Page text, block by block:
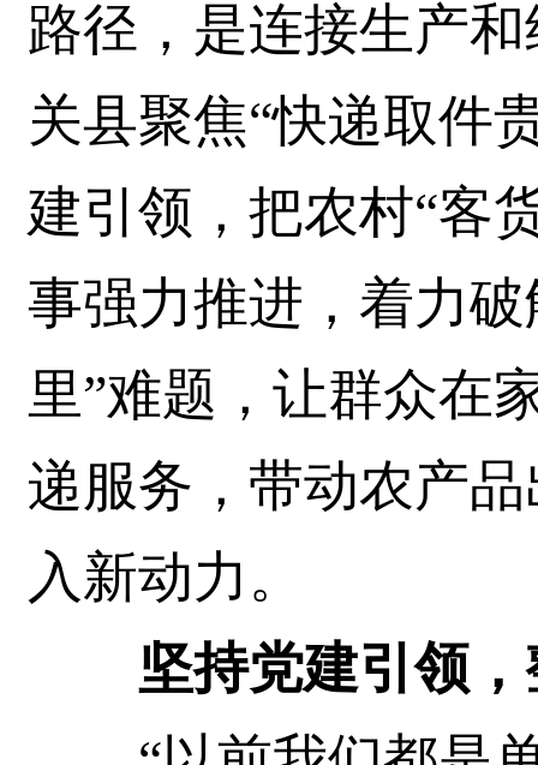
路径，是连接生产
关县聚焦“快递取件
建引领，把农村“客
事强力推进，着力
里”难题，让群众在
递服务，带动农产
入新动力。
坚持党建引领，